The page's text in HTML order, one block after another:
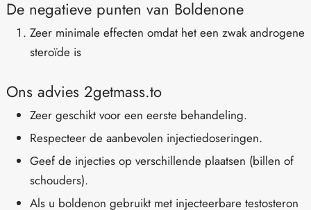
De negatieve punten van Boldenone
Zeer minimale effecten omdat het een zwak androgene
steroïde is
Ons advies 2getmass.to
Zeer geschikt voor een eerste behandeling.
Respecteer de aanbevolen injectiedoseringen.
Geef de injecties op verschillende plaatsen (billen of
schouders).
Als u boldenon gebruikt met injecteerbare testosteron